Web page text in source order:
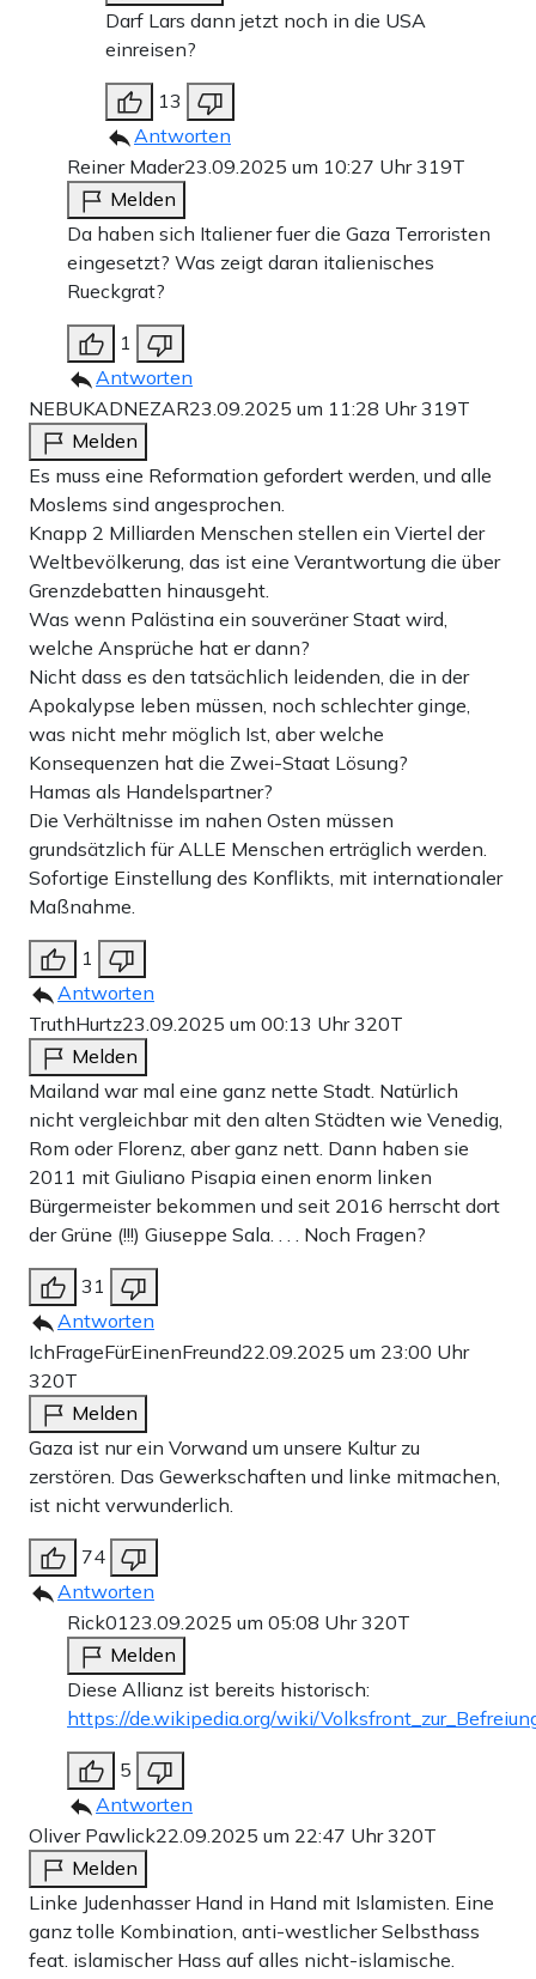
Darf Lars dann jetzt noch in die USA
einreisen?
13
Antworten
Reiner Mader23.09.2025 um 10:27 Uhr319T
Melden
Da haben sich Italiener fuer die Gaza Terroristen
eingesetzt? Was zeigt daran italienisches
Rueckgrat?
1
Antworten
NEBUKADNEZAR23.09.2025 um 11:28 Uhr319T
Melden
Es muss eine Reformation gefordert werden, und alle
Moslems sind angesprochen.
Knapp 2 Milliarden Menschen stellen ein Viertel der
Weltbevölkerung, das ist eine Verantwortung die über
Grenzdebatten hinausgeht.
Was wenn Palästina ein souveräner Staat wird,
welche Ansprüche hat er dann?
Nicht dass es den tatsächlich leidenden, die in der
Apokalypse leben müssen, noch schlechter ginge,
was nicht mehr möglich Ist, aber welche
Konsequenzen hat die Zwei-Staat Lösung?
Hamas als Handelspartner?
Die Verhältnisse im nahen Osten müssen
grundsätzlich für ALLE Menschen erträglich werden.
Sofortige Einstellung des Konflikts, mit internationaler
Maßnahme.
1
Antworten
TruthHurtz23.09.2025 um 00:13 Uhr320T
Melden
Mailand war mal eine ganz nette Stadt. Natürlich
nicht vergleichbar mit den alten Städten wie Venedig,
Rom oder Florenz, aber ganz nett. Dann haben sie
2011 mit Giuliano Pisapia einen enorm linken
Bürgermeister bekommen und seit 2016 herrscht dort
der Grüne (!!!) Giuseppe Sala. . . . Noch Fragen?
31
Antworten
IchFrageFürEinenFreund22.09.2025 um 23:00 Uhr
320T
Melden
Gaza ist nur ein Vorwand um unsere Kultur zu
zerstören. Das Gewerkschaften und linke mitmachen,
ist nicht verwunderlich.
74
Antworten
Rick0123.09.2025 um 05:08 Uhr320T
Melden
Diese Allianz ist bereits historisch:
https://de.wikipedia.org/wiki/
5
Antworten
Oliver Pawlick22.09.2025 um 22:47 Uhr320T
Melden
Linke Judenhasser Hand in Hand mit Islamisten. Eine
ganz tolle Kombination, anti-westlicher Selbsthass
feat. islamischer Hass auf alles nicht-islamische.